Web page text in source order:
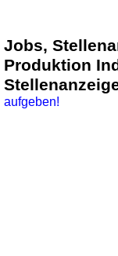
Jobs,
Produktion
aufgeben!